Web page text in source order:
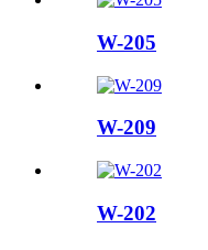
W-205
W-209
W-202